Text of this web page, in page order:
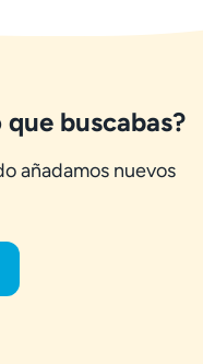
buscabas?
añadamos nuevos